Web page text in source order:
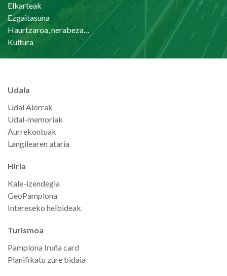
Elkarteak
Ezgaitasuna
Haurtzaroa, nerabezaroa eta familia
Kultura
Udala
Udal Alorrak
Udal-memoriak
Aurrekontuak
Langilearen ataria
Hiria
Kale-izendegia
GeoPamplona
Intereseko helbideak
Turismoa
Pamplona Iruña card
Planifikatu zure bidaia